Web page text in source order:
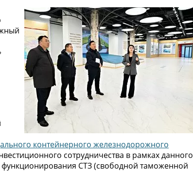
контейнерного железнодорожного
сотрудничества в рамках данного
СТЗ (свободной таможенной